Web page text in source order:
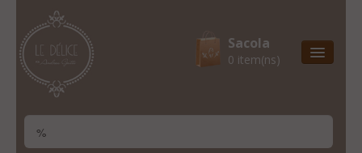
Sacola
0 item(ns)
Natal & 2017